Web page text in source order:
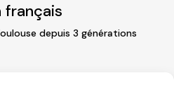
français
depuis 3 générations